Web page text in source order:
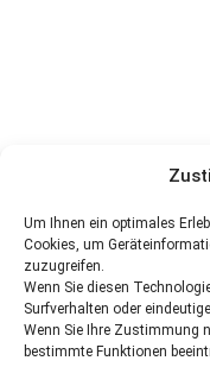
Um Ihnen ein optimales
Cookies, um
zuzugreifen.
Wenn Sie diesen
Surfverhalten oder
Wenn Sie Ihre Zustimmung
bestimmte Funktionen